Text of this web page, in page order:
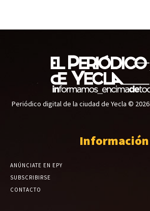
Periódico digital de la ciudad de Yecla © 2026
Información
ANÚNCIATE EN EPY
SUBSCRIBIRSE
CONTACTO